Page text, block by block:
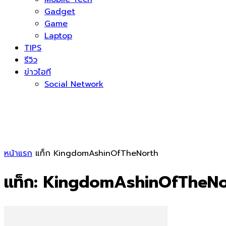
Gadget
Game
Laptop
TIPS
รีวิว
ข่าวไอที
Social Network
หน้าแรก แท็ก KingdomAshinOfTheNorth
แท็ก: